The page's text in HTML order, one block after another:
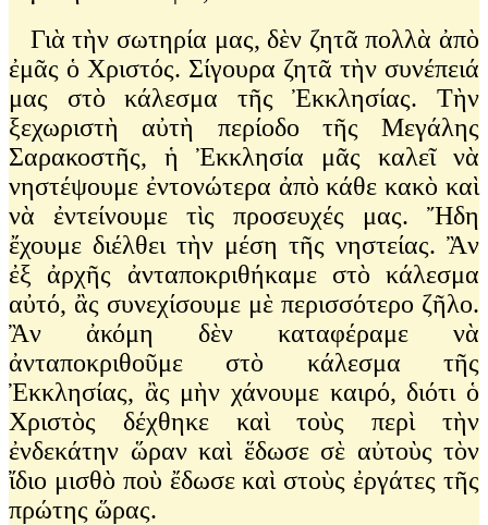
Γιὰ τὴν σωτηρία μας, δὲν ζητᾶ πολλὰ ἀπὸ
ἐμᾶς ὁ Χριστός. Σίγουρα ζητᾶ τὴν συνέπειά
μας στὸ κάλεσμα τῆς Ἐκκλησίας. Τὴν
ξεχωριστὴ αὐτὴ περίοδο τῆς Μεγάλης
Σαρακοστῆς, ἡ Ἐκκλησία μᾶς καλεῖ νὰ
νηστέψουμε ἐντονώτερα ἀπὸ κάθε κακὸ καὶ
νὰ ἐντείνουμε τὶς προσευχές μας. Ἤδη
ἔχουμε διέλθει τὴν μέση τῆς νηστείας. Ἂν
ἐξ ἀρχῆς ἀνταποκριθήκαμε στὸ κάλεσμα
αὐτό, ἂς συνεχίσουμε μὲ περισσότερο ζῆλο.
Ἂν ἀκόμη δὲν καταφέραμε νὰ
ἀνταποκριθοῦμε στὸ κάλεσμα τῆς
Ἐκκλησίας, ἂς μὴν χάνουμε καιρό, διότι ὁ
Χριστὸς δέχθηκε καὶ τοὺς περὶ τὴν
ἐνδεκάτην ὥραν καὶ ἕδωσε σὲ αὐτοὺς τὸν
ἴδιο μισθὸ ποὺ ἔδωσε καὶ στοὺς ἐργάτες τῆς
πρώτης ὥρας.